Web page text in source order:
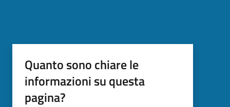
Quanto sono chiare le
informazioni su questa
pagina?